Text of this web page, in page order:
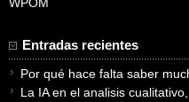
WPOM
Entradas recientes
Por qué hace falta saber
La IA en el analisis